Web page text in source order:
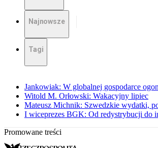
Najnowsze
Tagi
Jankowiak: W globalnej gospodarce
Witold M. Orłowski: Wakacyjny lipiec
Mateusz Michnik: Szwedzkie wydatki,
I wiceprezes BGK: Od redystrybucji do
Promowane treści